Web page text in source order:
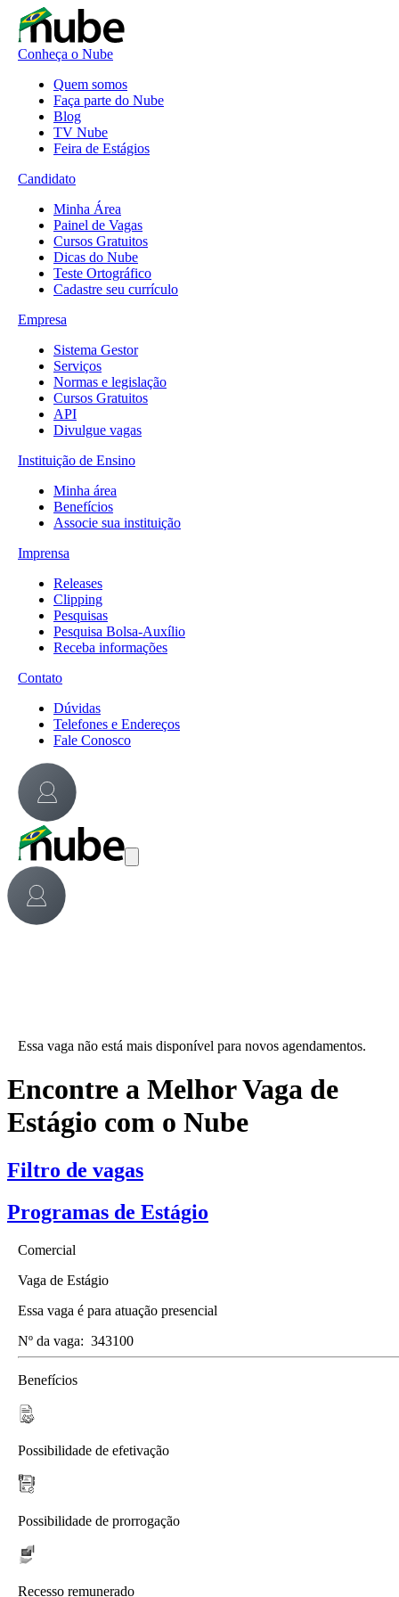
Conheça o Nube
Quem somos
Faça parte do Nube
Blog
TV Nube
Feira de Estágios
Candidato
Minha Área
Painel de Vagas
Cursos Gratuitos
Dicas do Nube
Teste Ortográfico
Cadastre seu currículo
Empresa
Sistema Gestor
Serviços
Normas e legislação
Cursos Gratuitos
API
Divulgue vagas
Instituição de Ensino
Minha área
Benefícios
Associe sua instituição
Imprensa
Releases
Clipping
Pesquisas
Pesquisa Bolsa-Auxílio
Receba informações
Contato
Dúvidas
Telefones e Endereços
Fale Conosco
Essa vaga não está mais disponível para novos agendamentos.
Encontre a Melhor Vaga de
Estágio com o Nube
Filtro de vagas
Programas de Estágio
Comercial
Vaga de Estágio
Essa vaga é para atuação presencial
Nº da vaga: 343100
Benefícios
Possibilidade de efetivação
Possibilidade de prorrogação
Recesso remunerado